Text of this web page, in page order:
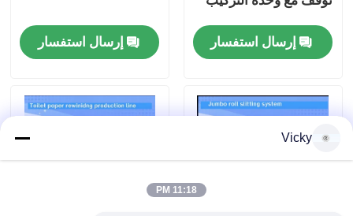
اتصل بنا
أخبار
اطلب اقتباس
VR
إرسال استفسار إرسال استفسار
Vicky
11:18 PM